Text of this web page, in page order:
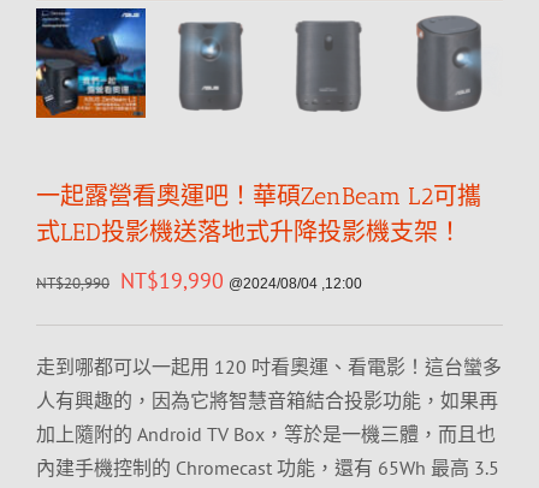
一起露營看奧運吧！華碩ZenBeam L2可攜
式LED投影機送落地式升降投影機支架！
NT$20,990 NT$19,990 @2024/08/04 ,12:00
走到哪都可以一起用 120 吋看奧運、看電影！這台蠻多
人有興趣的，因為它將智慧音箱結合投影功能，如果再
加上隨附的 Android TV Box，等於是一機三體，而且也
內建手機控制的 Chromecast 功能，還有 65Wh 最高 3.5